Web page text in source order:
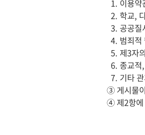
1. 이용약
2. 학교,
3. 공공질
4. 범죄적
5. 제3자
6. 종교적
7. 기타
③ 게시물
④ 제2항에